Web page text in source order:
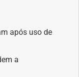
após uso de
a